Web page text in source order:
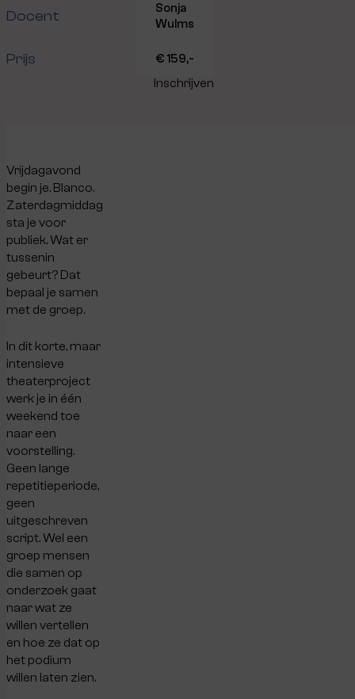
Docent
Sonja
Wulms
Prijs € 159,-
Inschrijven
Vrijdagavond
begin je. Blanco.
Zaterdagmiddag
sta je voor
publiek. Wat er
tussenin
gebeurt? Dat
bepaal je samen
met de groep.
In dit korte, maar
intensieve
theaterproject
werk je in één
weekend toe
naar een
voorstelling.
Geen lange
repetitieperiode,
geen
uitgeschreven
script. Wel een
groep mensen
die samen op
onderzoek gaat
naar wat ze
willen vertellen
en hoe ze dat op
het podium
willen laten zien.